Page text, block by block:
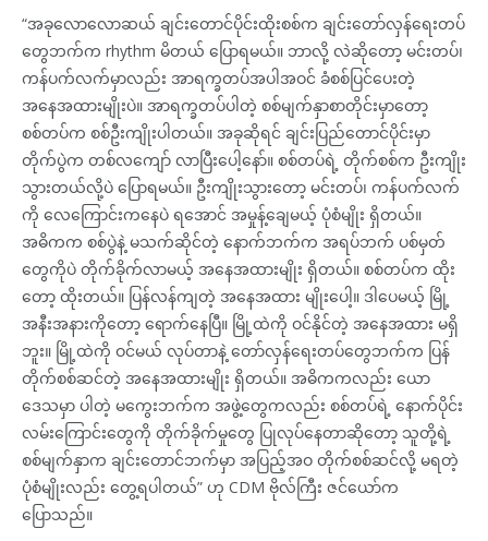
“အခုလော‌လောဆယ် ချင်းတောင်ပိုင်းထိုးစစ်က ချင်းတော်လှန်ရေးတပ်
တွေဘက်က rhythm မိတယ် ပြောရမယ်။ ဘာလို့ လဲဆိုတော့ မင်းတပ်၊
ကန်ပက်လက်မှာလည်း အာရက္ခတပ်အပါအဝင် ခံစစ်ပြင်ပေးတဲ့
အနေအထားမျိုးပဲ။ အာရက္ခတပ်ပါတဲ့ စစ်မျက်နှာစာတိုင်းမှာတော့
စစ်တပ်က စစ်ဦးကျိုးပါတယ်။ အခုဆိုရင် ချင်းပြည်တောင်ပိုင်းမှာ
တိုက်ပွဲက တစ်လကျော် လာပြီးပေါ့နော်။ စစ်တပ်ရဲ့ တိုက်စစ်က ဦးကျိုး
သွားတယ်လို့ပဲ ပြောရမယ်။ ဦးကျိုးသွားတော့ မင်းတပ်၊ ကန်ပက်လက်
ကို လေကြောင်းကနေပဲ ရအောင် အမှုန့်ချေမယ့် ပုံစံမျိုး ရှိတယ်။
အဓိကက စစ်ပွဲနဲ့ မသက်ဆိုင်တဲ့ နောက်ဘက်က အရပ်ဘက် ပစ်မှတ်
တွေကိုပဲ တိုက်ခိုက်လာမယ့် အနေအထားမျိုး ရှိတယ်။ စစ်တပ်က ထိုး
တော့ ထိုးတယ်။ ပြန်လန်ကျတဲ့ အနေအထား မျိုးပေါ့။ ဒါပေမယ့် မြို့
အနီးအနားကိုတော့ ရောက်နေပြီ။ မြို့ထဲကို ဝင်နိုင်တဲ့ အနေအထား မရှိ
ဘူး။ မြို့ထဲကို ဝင်မယ် လုပ်တာနဲ့ တော်လှန်ရေးတပ်တွေဘက်က ပြန်
တိုက်စစ်ဆင်တဲ့ အနေအထားမျိုး ရှိတယ်။ အဓိကကလည်း ယော
ဒေသမှာ ပါတဲ့ မကွေးဘက်က အဖွဲ့တွေကလည်း စစ်တပ်ရဲ့ နောက်ပိုင်း
လမ်းကြောင်းတွေကို တိုက်ခိုက်မှုတွေ ပြုလုပ်နေတာဆိုတော့ သူတို့ရဲ့
စစ်မျက်နှာက ချင်းတောင်ဘက်မှာ အပြည့်အဝ တိုက်စစ်ဆင်လို့ မရတဲ့
ပုံစံမျိုးလည်း တွေ့ရပါတယ်” ဟု CDM ဗိုလ်ကြီး ဇင်ယော်က
ပြောသည်။